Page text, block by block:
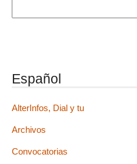
Español
AlterInfos, Dial y tu
Archivos
Convocatorias